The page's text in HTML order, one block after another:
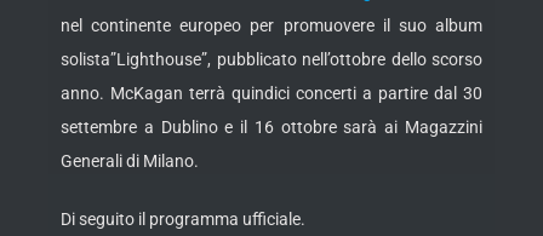
nel continente europeo per promuovere il suo album
solista”Lighthouse”, pubblicato nell’ottobre dello scorso
anno. McKagan terrà quindici concerti a partire dal 30
settembre a Dublino e il 16 ottobre sarà ai Magazzini
Generali di Milano.
Di seguito il programma ufficiale.